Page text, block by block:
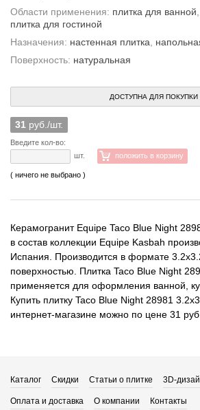
Области применения: плитка для ванной
плитка для гостиной
Назначения: настенная плитка
Поверхность: натуральная
ДОСТУПНА ДЛЯ ПОКУПКИ
31 руб./шт.
Введите кол-во:
шт.
положить в корзину
( ничего не выбрано )
Керамогранит Equipe Taco Blue Night
в состав коллекции Equipe Kasbah
Испания. Производится в формате
поверхностью. Плитка Taco Blue Night
применяется для оформления ванной,
Купить плитку Taco Blue Night 28981
интернет-магазине можно по цене 31
Каталог Скидки Статьи о плитке 3D-
Оплата и доставка О компании Контакты